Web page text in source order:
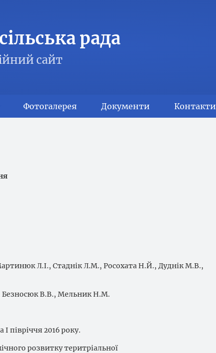
рада
сайт
Фотогалерея Документи Контакти
Л.І., Стаднік Л.М., Росохата Н.Й., Дуднік М.В.,
Безносюк В.В., Мельник Н.М.
півріччя 2016 року.
розвитку теритріальної